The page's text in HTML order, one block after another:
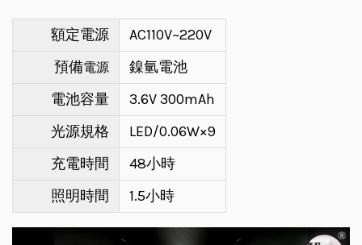
額定電源
AC110V~220V
預備電源
鎳氫電池
電池容量
3.6V 300mAh
光源規格
LED/0.06W×9
充電時間
48小時
照明時間
1.5小時